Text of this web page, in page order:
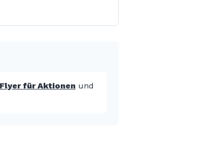
Flyer für Aktionen und